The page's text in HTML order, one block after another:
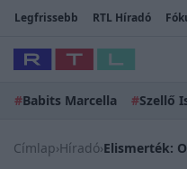
Legfrissebb RTL Híradó
#Babits Marcella #Szellő
Címlap›Híradó›